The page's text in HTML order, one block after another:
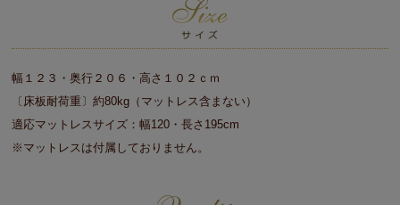
幅１２３・奥行２０６・高さ１０２ｃｍ
〔床板耐荷重〕約80kg（マットレス含まない）
適応マットレスサイズ：幅120・長さ195cm
※マットレスは付属しておりません。